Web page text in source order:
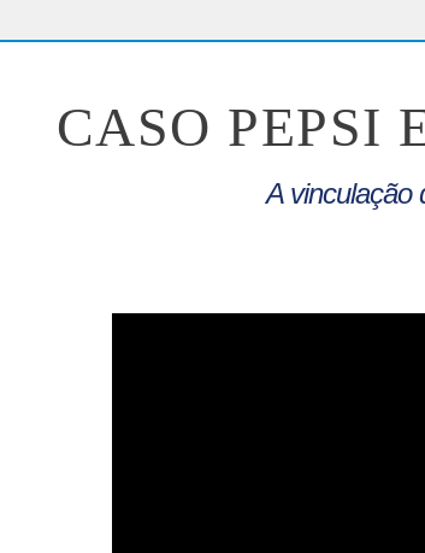
CASO PEPSI
A vinculação